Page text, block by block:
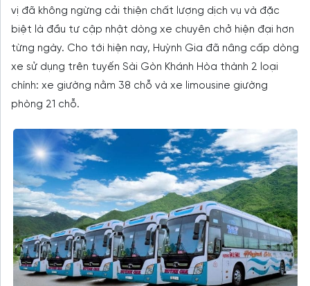
vị đã không ngừng cải thiện chất lượng dịch vụ và đặc
biệt là đầu tư cập nhật dòng xe chuyên chở hiện đại hơn
từng ngày. Cho tới hiện nay, Huỳnh Gia đã nâng cấp dòng
xe sử dụng trên tuyến Sài Gòn Khánh Hòa thành 2 loại
chính: xe giường nằm 38 chỗ và xe limousine giường
phòng 21 chỗ.